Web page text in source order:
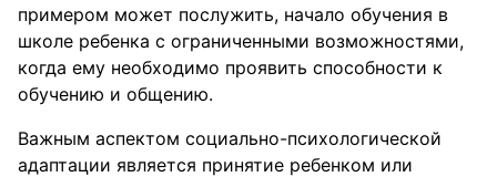
примером может послужить, начало обучения в
школе ребенка с ограниченными возможностями,
когда ему необходимо проявить способности к
обучению и общению.
Важным аспектом социально-психологической
адаптации является принятие ребенком или